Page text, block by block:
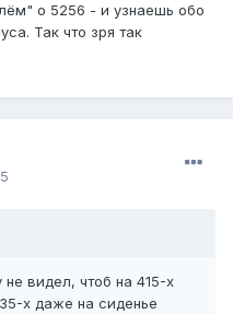
о 5256 - и узнаешь обо
Так что зря так
видел, чтоб на 415-х
х даже на сиденье